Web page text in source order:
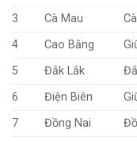
3
Cà Mau
4
Cao Bằng
5
Đắk Lắk
6
Điện Biên
7
Đồng Nai